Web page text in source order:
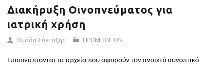
Διακήρυξη Οινοπνεύματος για
ιατρική χρήση
Ομάδα Σύνταξης ΠΡΟΜΗΘΕΙΩΝ
Επισυνάπτονται τα αρχεία που αφορούν τον ανοικτό συνοπτικό